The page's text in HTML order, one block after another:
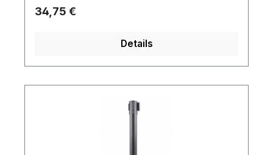
Regulärer Preis:
34,75 €
Details